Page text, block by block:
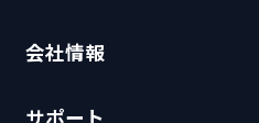
会社情報
サポート